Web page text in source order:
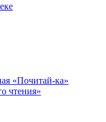
«Почитай-ка»
чтения»